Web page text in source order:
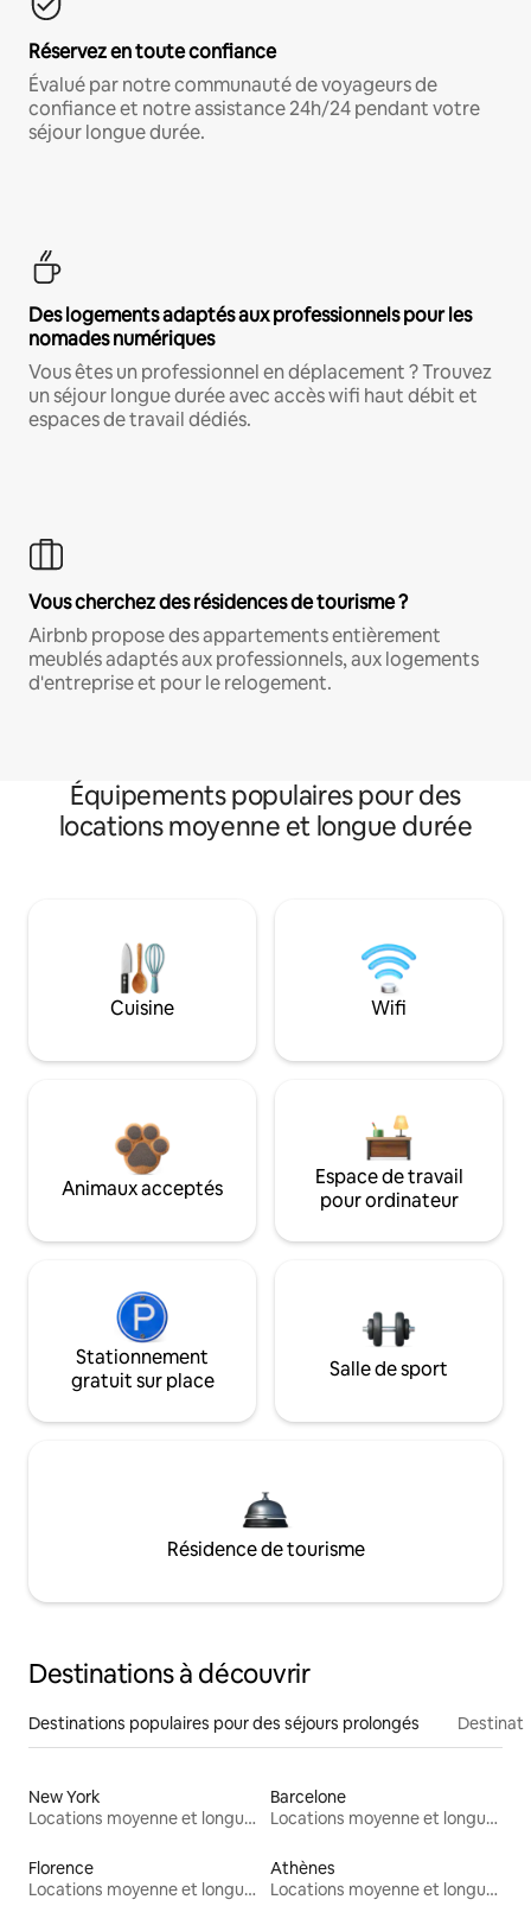
Réservez en toute confiance
Évalué par notre communauté de voyageurs de
confiance et notre assistance 24h/24 pendant votre
séjour longue durée.
Des logements adaptés aux professionnels pour les
nomades numériques
Vous êtes un professionnel en déplacement ? Trouvez
un séjour longue durée avec accès wifi haut débit et
espaces de travail dédiés.
Vous cherchez des résidences de tourisme ?
Airbnb propose des appartements entièrement
meublés adaptés aux professionnels, aux logements
d'entreprise et pour le relogement.
Équipements populaires pour des
locations moyenne et longue durée
Cuisine Wifi
Animaux acceptés
Espace de travail
pour ordinateur
Stationnement
gratuit sur place
Salle de sport
Résidence de tourisme
Destinations à découvrir
Destinations populaires pour des séjours prolongés
New York
Locations moyenne et longue durée
Barcelone
Locations moyenne et longue durée
Florence
Locations moyenne et longue durée
Athènes
Locations moyenne et longue durée